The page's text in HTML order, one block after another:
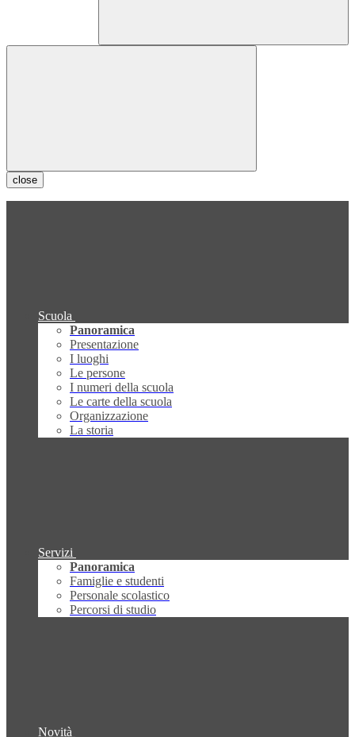
close
Scuola
Panoramica
Presentazione
I luoghi
Le persone
I numeri della scuola
Le carte della scuola
Organizzazione
La storia
Servizi
Panoramica
Famiglie e studenti
Personale scolastico
Percorsi di studio
Novità